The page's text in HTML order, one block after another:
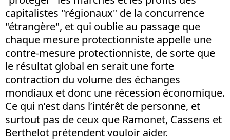
capitalistes "régionaux" de la concurrence
"étrangère", et qui oublie au passage que
chaque mesure protectionniste appelle une
contre-mesure protectionniste, de sorte que
le résultat global en serait une forte
contraction du volume des échanges
mondiaux et donc une récession économique.
Ce qui n’est dans l’intérêt de personne, et
surtout pas de ceux que Ramonet, Cassens et
Berthelot prétendent vouloir aider.